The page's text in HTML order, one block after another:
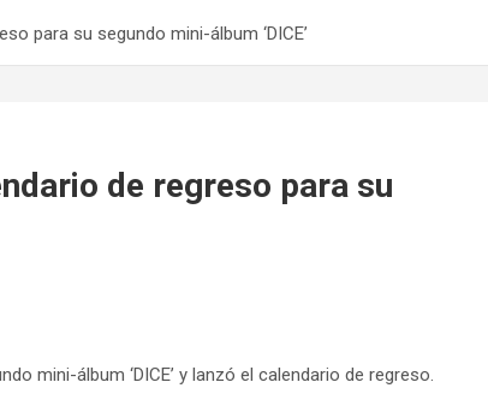
para su segundo mini-álbum ‘DICE’
de regreso para su
mini-álbum ‘DICE’ y lanzó el calendario de regreso.